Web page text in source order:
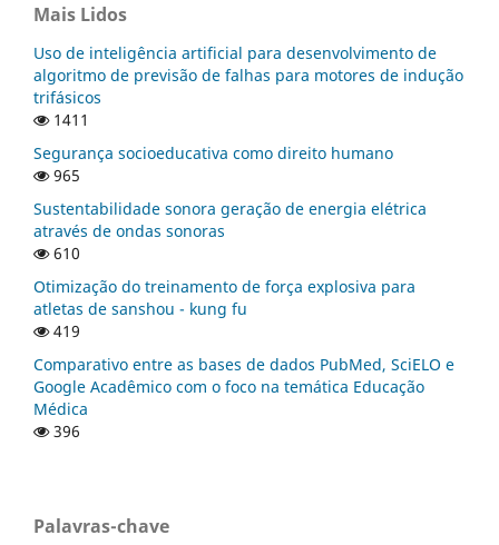
Mais Lidos
Uso de inteligência artificial para desenvolvimento de
algoritmo de previsão de falhas para motores de indução
trifásicos
1411
Segurança socioeducativa como direito humano
965
Sustentabilidade sonora geração de energia elétrica
através de ondas sonoras
610
Otimização do treinamento de força explosiva para
atletas de sanshou - kung fu
419
Comparativo entre as bases de dados PubMed, SciELO e
Google Acadêmico com o foco na temática Educação
Médica
396
Palavras-chave